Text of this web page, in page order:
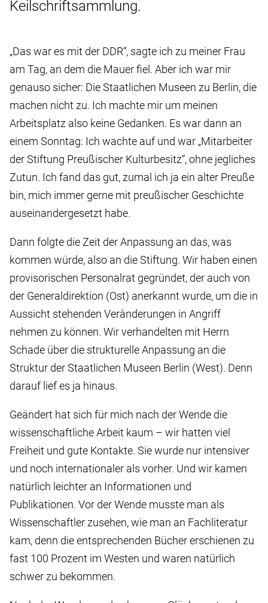
Keilschriftsammlung.
„Das war es mit der DDR“, sagte ich zu meiner Frau
am Tag, an dem die Mauer fiel. Aber ich war mir
genauso sicher: Die Staatlichen Museen zu Berlin, die
machen nicht zu. Ich machte mir um meinen
Arbeitsplatz also keine Gedanken. Es war dann an
einem Sonntag: Ich wachte auf und war „Mitarbeiter
der Stiftung Preußischer Kulturbesitz“, ohne jegliches
Zutun. Ich fand das gut, zumal ich ja ein alter Preuße
bin, mich immer gerne mit preußischer Geschichte
auseinandergesetzt habe.
Dann folgte die Zeit der Anpassung an das, was
kommen würde, also an die Stiftung. Wir haben einen
provisorischen Personalrat gegründet, der auch von
der Generaldirektion (Ost) anerkannt wurde, um die in
Aussicht stehenden Veränderungen in Angriff
nehmen zu können. Wir verhandelten mit Herrn
Schade über die strukturelle Anpassung an die
Struktur der Staatlichen Museen Berlin (West). Denn
darauf lief es ja hinaus.
Geändert hat sich für mich nach der Wende die
wissenschaftliche Arbeit kaum – wir hatten viel
Freiheit und gute Kontakte. Sie wurde nur intensiver
und noch internationaler als vorher. Und wir kamen
natürlich leichter an Informationen und
Publikationen. Vor der Wende musste man als
Wissenschaftler zusehen, wie man an Fachliteratur
kam, denn die entsprechenden Bücher erschienen zu
fast 100 Prozent im Westen und waren natürlich
schwer zu bekommen.